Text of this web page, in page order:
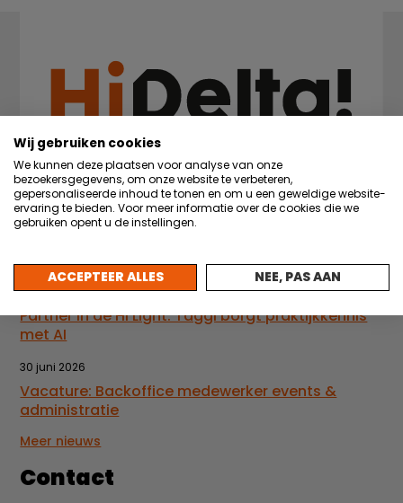
Nieuws
22 juli 2026
Partner in de Hi Light: Taggl borgt praktijkkennis
met AI
30 juni 2026
Vacature: Backoffice medewerker events &
administratie
Meer nieuws
Contact
Wij gebruiken cookies
We kunnen deze plaatsen voor analyse van onze
bezoekersgegevens, om onze website te verbeteren,
gepersonaliseerde inhoud te tonen en om u een geweldige website-
ervaring te bieden. Voor meer informatie over de cookies die we
gebruiken opent u de instellingen.
ACCEPTEER ALLES NEE, PAS AAN